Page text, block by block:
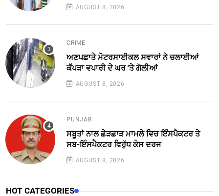
AUGUST 8, 2026
CRIME
ਅਣਪਛਾਤੇ ਮੋਟਰਸਾਈਕਲ ਸਵਾਰਾਂ ਨੇ ਚਲਾਈਆਂ
ਕੱਪੜਾ ਵਪਾਰੀ ਦੇ ਘਰ 'ਤੇ ਗੋਲੀਆਂ
AUGUST 8, 2026
PUNJAB
ਸਬੂਤਾਂ ਨਾਲ ਛੇੜਛਾੜ ਮਾਮਲੇ ਵਿਚ ਇੰਸਪੈਕਟਰ ਤੇ
ਸਬ-ਇੰਸਪੈਕਟਰ ਵਿਰੁੱਧ ਕੇਸ ਦਰਜ
AUGUST 8, 2026
HOT CATEGORIES